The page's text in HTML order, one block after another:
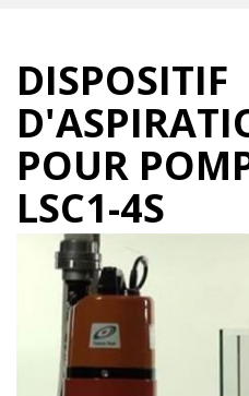
DISPOSITIF
POUR
LSC1-4S